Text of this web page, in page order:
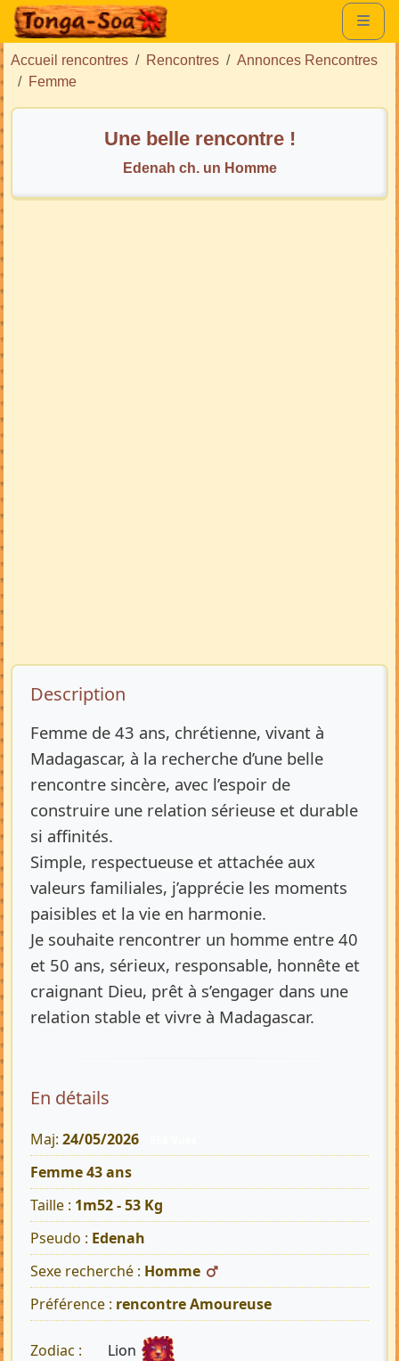
Accueil rencontres Rencontres
Annonces Rencontres
Femme
Une belle rencontre !
Edenah ch. un Homme
Description de l’annonce
Description
Femme de 43 ans, chrétienne, vivant à
Madagascar, à la recherche d’une belle
rencontre sincère, avec l’espoir de
construire une relation sérieuse et durable
si affinités.
Simple, respectueuse et attachée aux
valeurs familiales, j’apprécie les moments
paisibles et la vie en harmonie.
Je souhaite rencontrer un homme entre 40
et 50 ans, sérieux, responsable, honnête et
craignant Dieu, prêt à s’engager dans une
relation stable et vivre à Madagascar.
En détails
Maj: 24/05/2026
Femme 43 ans
Taille : 1m52 - 53 Kg
Pseudo : Edenah
Sexe recherché : Homme
Préférence : rencontre Amoureuse
Zodiac : Lion